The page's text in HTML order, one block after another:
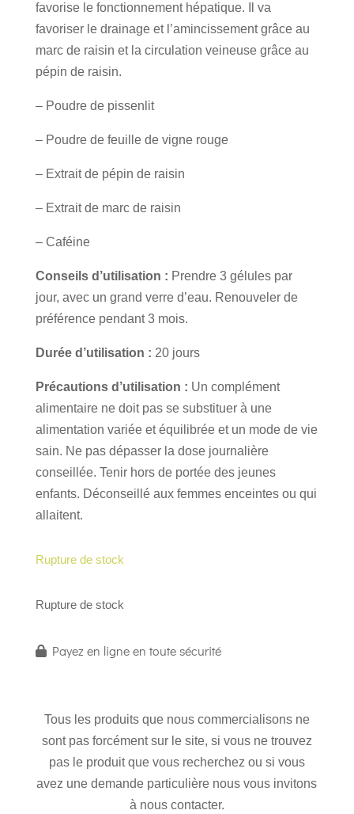
favorise le fonctionnement hépatique. Il va
favoriser le drainage et l’amincissement grâce au
marc de raisin et la circulation veineuse grâce au
pépin de raisin.
– Poudre de pissenlit
– Poudre de feuille de vigne rouge
– Extrait de pépin de raisin
– Extrait de marc de raisin
– Caféine
Conseils d’utilisation : Prendre 3 gélules par
jour, avec un grand verre d’eau. Renouveler de
préférence pendant 3 mois.
Durée d’utilisation : 20 jours
Précautions d’utilisation : Un complément
alimentaire ne doit pas se substituer à une
alimentation variée et équilibrée et un mode de vie
sain. Ne pas dépasser la dose journalière
conseillée. Tenir hors de portée des jeunes
enfants. Déconseillé aux femmes enceintes ou qui
allaitent.
Rupture de stock
Rupture de stock
Payez en ligne en toute sécurité
Tous les produits que nous commercialisons ne
sont pas forcément sur le site, si vous ne trouvez
pas le produit que vous recherchez ou si vous
avez une demande particulière nous vous invitons
à nous contacter.